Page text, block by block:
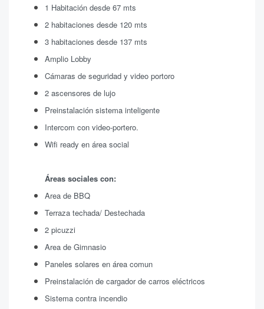
1 Habitación desde 67 mts
2 habitaciones desde 120 mts
3 habitaciones desde 137 mts
Amplio Lobby
Cámaras de seguridad y video portoro
2 ascensores de lujo
Preinstalación sistema inteligente
Intercom con video-portero.
Wifi ready en área social
Áreas sociales con:
Area de BBQ
Terraza techada/ Destechada
2 picuzzi
Area de Gimnasio
Paneles solares en área comun
Preinstalación de cargador de carros eléctricos
Sistema contra incendio